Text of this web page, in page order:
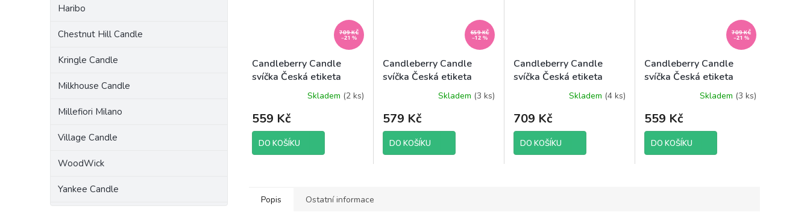
Haribo
Chestnut Hill Candle
Kringle Candle
Milkhouse Candle
Millefiori Milano
Village Candle
WoodWick
Yankee Candle
709 KČ
–21 %
Candleberry Candle
svíčka Česká etiketa
Rodina je základ, 624 g
Skladem (2 ks)
559 Kč
DO KOŠÍKU
659 KČ
–12 %
Candleberry Candle
svíčka Česká etiketa
Krémový dotek, 624 g
Skladem (3 ks)
579 Kč
DO KOŠÍKU
Candleberry Candle
svíčka Česká etiketa
Věrný přítel, 624 g
Skladem (4 ks)
709 Kč
DO KOŠÍKU
709 KČ
–21 %
Candleberry Candle
svíčka Česká etiketa
Vznešená krása, 624 g
Skladem (3 ks)
559 Kč
DO KOŠÍKU
Popis Ostatní informace